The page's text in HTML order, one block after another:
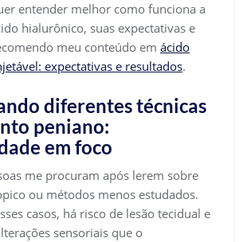
entender melhor como funciona a
hialurônico, suas expectativas e
meu conteúdo em ácido
expectativas e resultados.
diferentes técnicas
peniano:
em foco
me procuram após lerem sobre
ou métodos menos estudados.
casos, há risco de lesão tecidual e
sensoriais que o